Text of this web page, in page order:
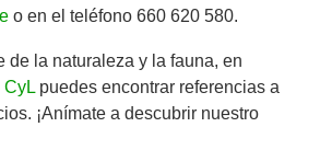
o en el teléfono 660 620 580.
de la naturaleza y la fauna, en
CyL puedes encontrar referencias a
¡Anímate a descubrir nuestro